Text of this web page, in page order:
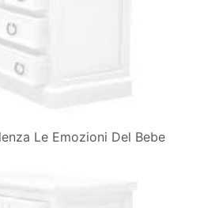
Le Emozioni Del Bebe